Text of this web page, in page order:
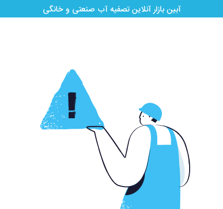
آبین بازار آنلاین تصفیه آب صنعتی و خانگی